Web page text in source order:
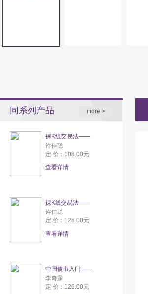
同系列产品 more >
裸K线交易法——
许佳聪
定 价：108.00元
查看详情
裸K线交易法——
许佳聪
定 价：128.00元
查看详情
中国债市入门——
李奇霖
定 价：126.00元